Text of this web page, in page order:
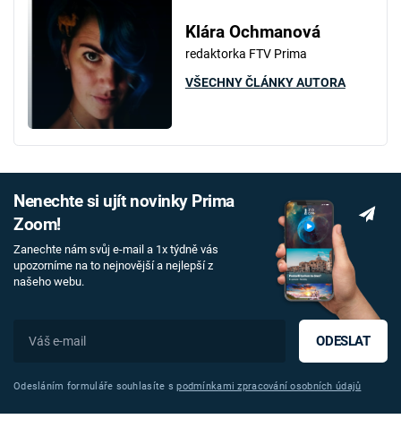
Klára Ochmanová
redaktorka FTV Prima
VŠECHNY ČLÁNKY AUTORA
Nenechte si ujít novinky Prima
Zoom!
Zanechte nám svůj e-mail a 1x týdně vás
upozorníme na to nejnovější a nejlepší z
našeho webu.
ODESLAT
Odesláním formuláře souhlasíte spodmínkami zpracování osobních údajů